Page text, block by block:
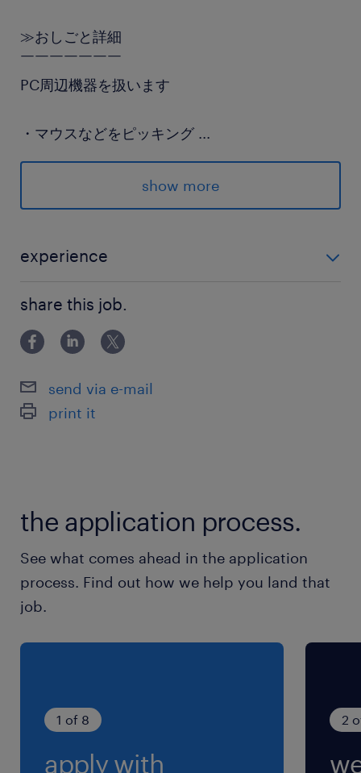
≫おしごと詳細
￣￣￣￣￣￣￣
PC周辺機器を扱います
・マウスなどをピッキング ...
・梱包作業
運搬から在庫管理、商品の検品・仕分け、最終的
な発送までを自社拠点で一貫して請け負う企業で
す。
最寄駅
横浜線／相模原駅（バス25分）
シフト制
就業時間
10:00-19:00（実働8時間00分・休憩60分）
※初日のみ 9:30～18:30です。
月に10～20時間程度
show more
experience
だけでもOKです！
share this job.
send via e-mail
print it
the application process.
See what comes ahead in the application
process. Find out how we help you land that
job.
1 of 8
apply with
2